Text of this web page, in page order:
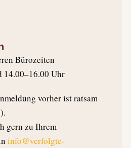
Bürozeiten
14.00–16.00 Uhr
vorher ist ratsam
gern zu Ihrem
info@verfolgte-